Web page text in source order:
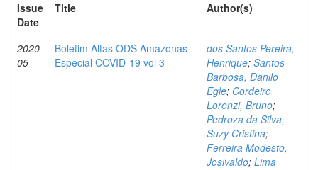
Issue
Date
Title Author(s)
2020-
05
Boletim Altas ODS Amazonas -
Especial COVID-19 vol 3
dos Santos Pereira,
Henrique; Santos
Barbosa, Danilo
Egle; Cordeiro
Lorenzi, Bruno;
Pedroza da Silva,
Suzy Cristina;
Ferreira Modesto,
Josivaldo; Lima